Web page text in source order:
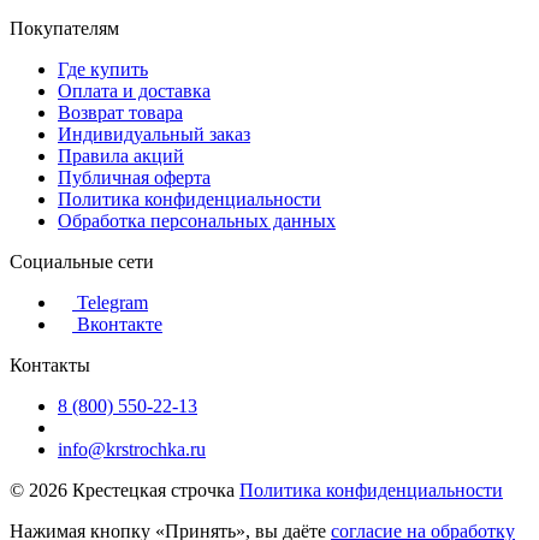
Покупателям
Где купить
Оплата и доставка
Возврат товара
Индивидуальный заказ
Правила акций
Публичная оферта
Политика конфиденциальности
Обработка персональных данных
Социальные сети
Telegram
Вконтакте
Контакты
8 (800) 550-22-13
info@krstrochka.ru
© 2026 Крестецкая строчка Политика конфиденциальности
Нажимая кнопку «Принять», вы даёте согласие на обработку